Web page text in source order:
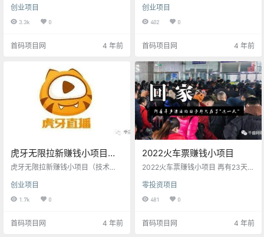
就是偏门生意，其实不是这样的，
偏门生意一般就是指的非正当的项
意，而发展到现在，偏门行业的范
看好的项目，都可以被认为是偏门
生意。 01 拉新项目 熟悉咱们创业商
机公众号的老友应该知道，之前我
们其实有多次介绍过关于拉新赚钱…
创业项目
3.3k 0
首码项目网 4 年前
付宝集五福赚钱红包活动开始了，
每年这个时候，朋友圈全是晒支付
也差不多，主要是通过扫福字、写
方式来获得福字。 集齐五福的朋
友，可以在除夕夜瓜分5亿红包，通
常是几块钱。到目前为止，已经有
很多人集齐了。不过和往年一样，
很多人也总会有那么1,2个福很…
创业项目
402 0
首码项目网 4 年前
虎牙无限拉新赚钱小项目
（技术篇），一单利润13-
虎牙无限拉新赚钱小项目（技术
可操作 大家好，今天给大家分享一
期福利课程：虎牙拉新赚钱项目。
虎牙拉新是今年1月份推出来的，目
后面活动应该还是会延期，并且这
创业项目
1.7k 0
首码项目网 4 年前
2022火车票赚钱小项目
2022火车票赚钱小项目 再有23天就
家了，春运高峰就要到了。年的脚
步越来越近，很多人已经无心工作
了，太麻烦的，或者周期长的项
大家分享个简单的，见效快的，并
零投资项目
481 0
首码项目网 4 年前